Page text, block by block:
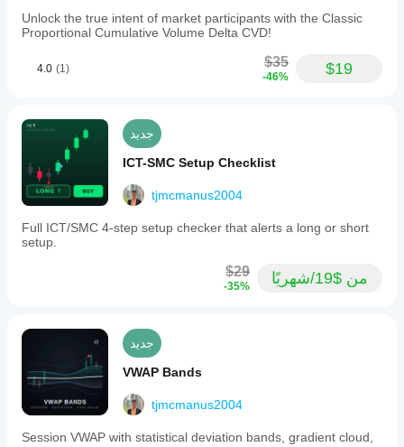
Unlock the true intent of market participants with the Classic
Proportional Cumulative Volume Delta CVD!
4.0 (1) $35
-46% $19
جديد
ICT-SMC Setup Checklist
tjmcmanus2004
Full ICT/SMC 4-step setup checker that alerts a long or short
setup.
$29
-35% من $19/شهريًا
جديد
VWAP Bands
tjmcmanus2004
Session VWAP with statistical deviation bands, gradient cloud,